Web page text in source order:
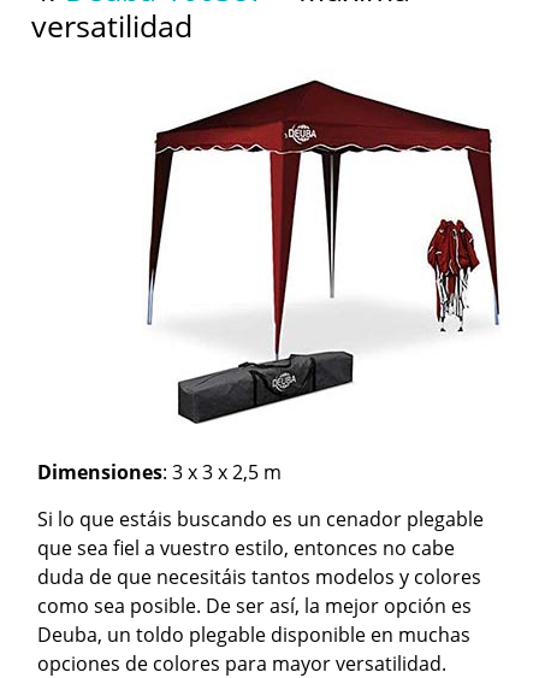
versatilidad
Dimensiones: 3 x 3 x 2,5 m
Si lo que estáis buscando es un cenador plegable
que sea fiel a vuestro estilo, entonces no cabe
duda de que necesitáis tantos modelos y colores
como sea posible. De ser así, la mejor opción es
Deuba, un toldo plegable disponible en muchas
opciones de colores para mayor versatilidad.